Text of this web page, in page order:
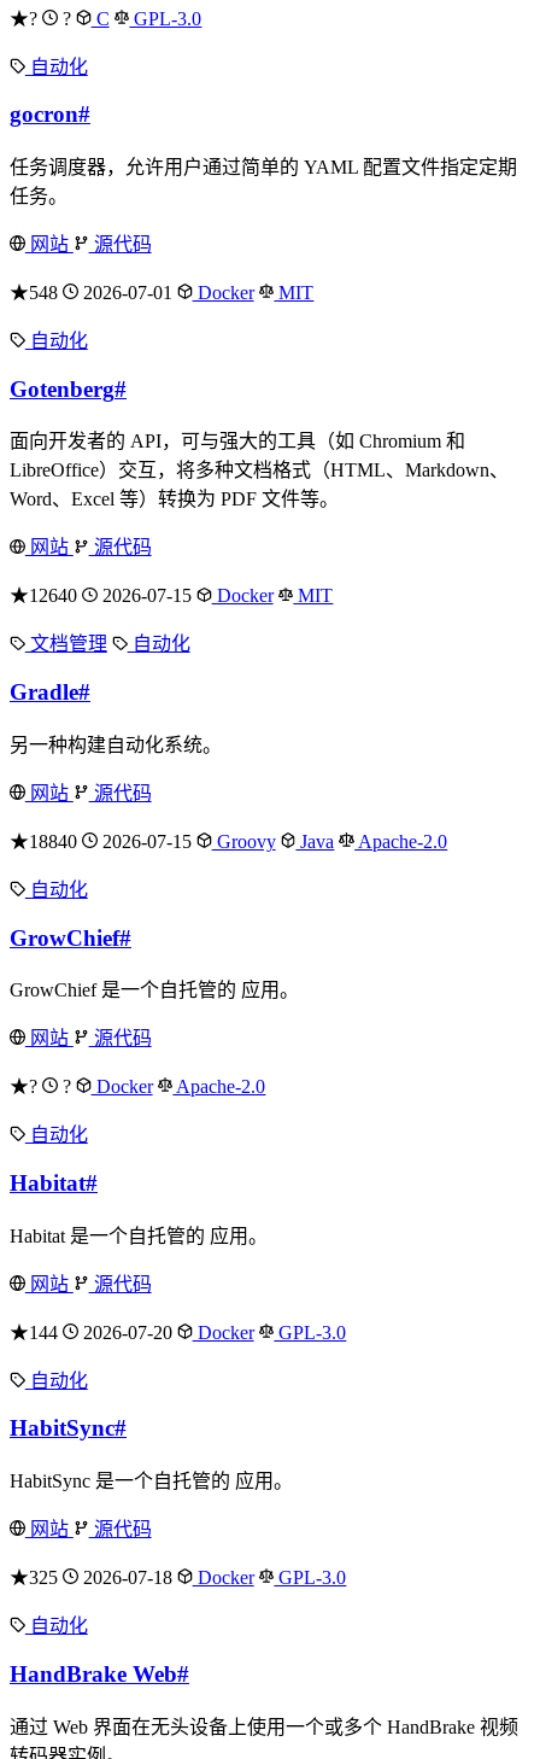
★? ? C GPL-3.0
自动化
gocron#
任务调度器，允许用户通过简单的 YAML 配置文件指定定期
任务。
网站 源代码
★548 2026-07-01 Docker MIT
自动化
Gotenberg#
面向开发者的 API，可与强大的工具（如 Chromium 和
LibreOffice）交互，将多种文档格式（HTML、Markdown、
Word、Excel 等）转换为 PDF 文件等。
网站 源代码
★12640 2026-07-15 Docker MIT
文档管理 自动化
Gradle#
另一种构建自动化系统。
网站 源代码
★18840 2026-07-15 Groovy Java Apache-2.0
自动化
GrowChief#
GrowChief 是一个自托管的 应用。
网站 源代码
★? ? Docker Apache-2.0
自动化
Habitat#
Habitat 是一个自托管的 应用。
网站 源代码
★144 2026-07-20 Docker GPL-3.0
自动化
HabitSync#
HabitSync 是一个自托管的 应用。
网站 源代码
★325 2026-07-18 Docker GPL-3.0
自动化
HandBrake Web#
通过 Web 界面在无头设备上使用一个或多个 HandBrake 视频